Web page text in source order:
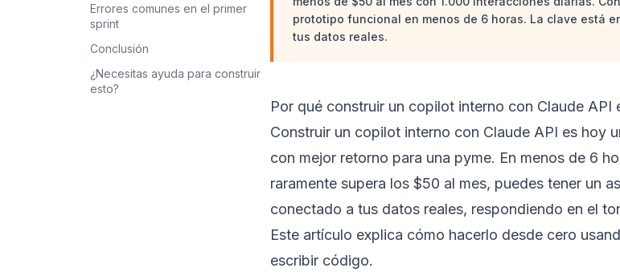
Errores comunes en el primer
sprint
Conclusión
¿Necesitas ayuda para construir
esto?
prototipo funcional en menos de 6 horas. La clave está
tus datos reales.
Por qué construir un copilot interno con Claude API
Construir un copilot interno con Claude API es hoy
con mejor retorno para una pyme. En menos de 6
raramente supera los $50 al mes, puedes tener un
conectado a tus datos reales, respondiendo en el
Este artículo explica cómo hacerlo desde cero
escribir código.